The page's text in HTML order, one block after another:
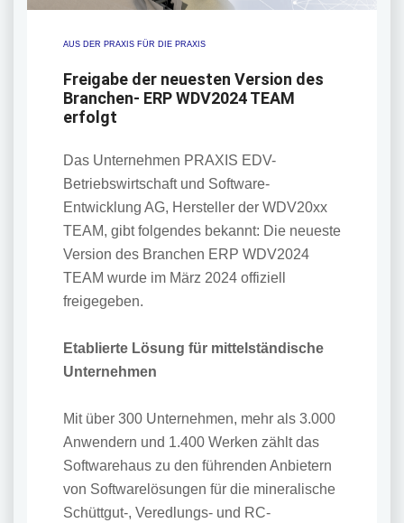
AUS DER PRAXIS FÜR DIE PRAXIS
Freigabe der neuesten Version des
Branchen- ERP WDV2024 TEAM
erfolgt
Das Unternehmen PRAXIS EDV-
Betriebswirtschaft und Software-
Entwicklung AG, Hersteller der WDV20xx
TEAM, gibt folgendes bekannt: Die neueste
Version des Branchen ERP WDV2024
TEAM wurde im März 2024 offiziell
freigegeben.
Etablierte Lösung für mittelständische
Unternehmen
Mit über 300 Unternehmen, mehr als 3.000
Anwendern und 1.400 Werken zählt das
Softwarehaus zu den führenden Anbietern
von Softwarelösungen für die mineralische
Schüttgut-, Veredlungs- und RC-